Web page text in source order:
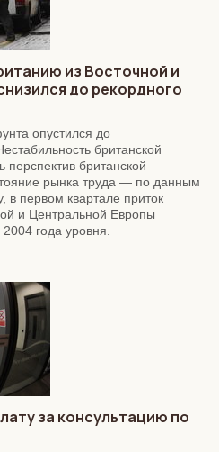
из Восточной и
до рекордного
опустился до
британской
британской
рынка труда — по данным
в первом квартале приток
и Центральной Европы
года уровня.
за консультацию по